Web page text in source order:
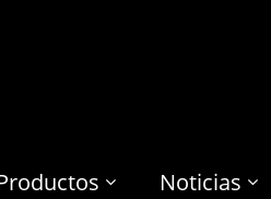
Noticias